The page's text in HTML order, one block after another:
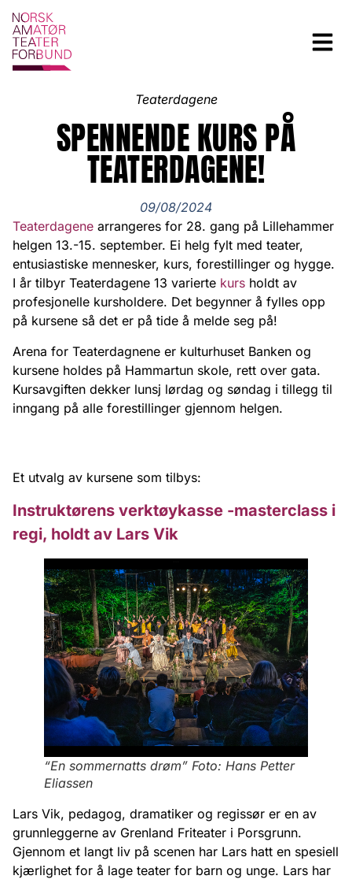
Teaterdagene
SPENNENDE KURS PÅ
TEATERDAGENE!
09/08/2024
Teaterdagene arrangeres for 28. gang på Lillehammer
helgen 13.-15. september. Ei helg fylt med teater,
entusiastiske mennesker, kurs, forestillinger og hygge.
I år tilbyr Teaterdagene 13 varierte kurs holdt av
profesjonelle kursholdere. Det begynner å fylles opp
på kursene så det er på tide å melde seg på!
Arena for Teaterdagnene er kulturhuset Banken og
kursene holdes på Hammartun skole, rett over gata.
Kursavgiften dekker lunsj lørdag og søndag i tillegg til
inngang på alle forestillinger gjennom helgen.
Et utvalg av kursene som tilbys:
Instruktørens verktøykasse -masterclass i
regi, holdt av Lars Vik
“En sommernatts drøm” Foto: Hans Petter
Eliassen
Lars Vik, pedagog, dramatiker og regissør er en av
grunnleggerne av Grenland Friteater i Porsgrunn.
Gjennom et langt liv på scenen har Lars hatt en spesiell
kjærlighet for å lage teater for barn og unge. Lars har